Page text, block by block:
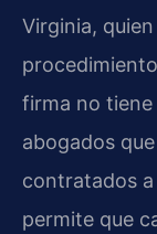
Virginia,
firma no
abogados
contratados
permite que